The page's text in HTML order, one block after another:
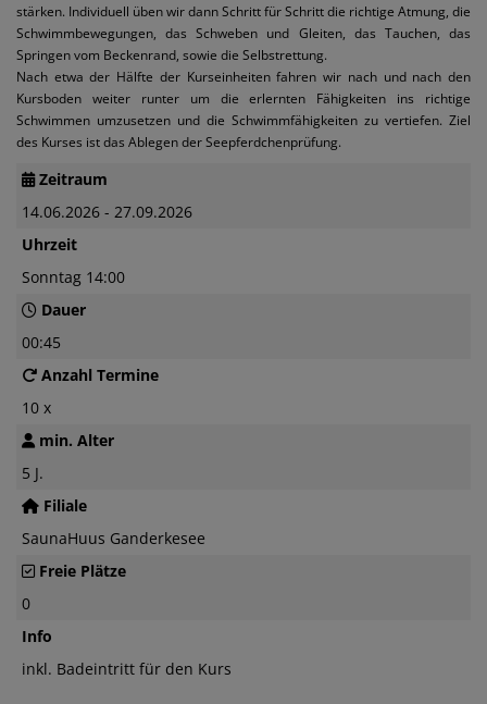
stärken. Individuell üben wir dann Schritt für Schritt die richtige Atmung, die
Schwimmbewegungen, das Schweben und Gleiten, das Tauchen, das
Springen vom Beckenrand, sowie die Selbstrettung.
Nach etwa der Hälfte der Kurseinheiten fahren wir nach und nach den
Kursboden weiter runter um die erlernten Fähigkeiten ins richtige
Schwimmen umzusetzen und die Schwimmfähigkeiten zu vertiefen. Ziel
des Kurses ist das Ablegen der Seepferdchenprüfung.
Zeitraum
14.06.2026 - 27.09.2026
Uhrzeit
Sonntag 14:00
Dauer
00:45
Anzahl Termine
10 x
min. Alter
5 J.
Filiale
SaunaHuus Ganderkesee
Freie Plätze
0
Info
inkl. Badeintritt für den Kurs